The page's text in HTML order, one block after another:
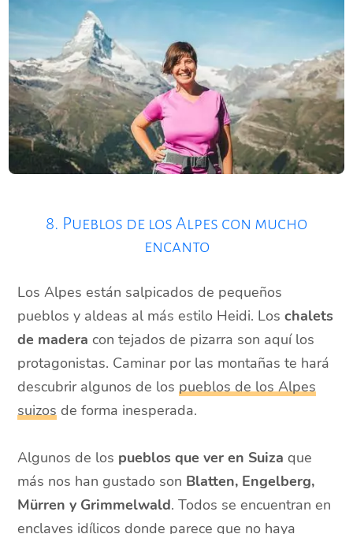
8. Pueblos de los Alpes con mucho
encanto
Los Alpes están salpicados de pequeños
pueblos y aldeas al más estilo Heidi. Loschalets
de madera con tejados de pizarra son aquí los
protagonistas. Caminar por las montañas te hará
descubrir algunos de lospueblos de los Alpes
suizos de forma inesperada.
Algunos de los pueblos que ver en Suiza que
más nos han gustado son Blatten, Engelberg,
Mürren y Grimmelwald. Todos se encuentran en
enclaves idílicos donde parece que no haya